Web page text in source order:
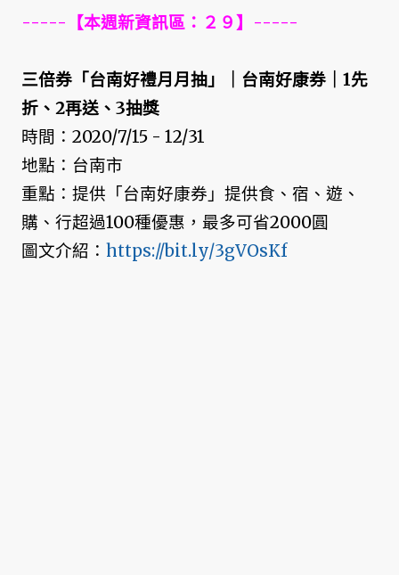
-----【本週新資訊區：２９】-----
三倍券「台南好禮月月抽」｜台南好康券｜1先
折、2再送、3抽獎
時間：2020/7/15 - 12/31
地點：台南市
重點：提供「台南好康券」提供食、宿、遊、
購、行超過100種優惠，最多可省2000圓
圖文介紹： https://bit.ly/3gVOsKf